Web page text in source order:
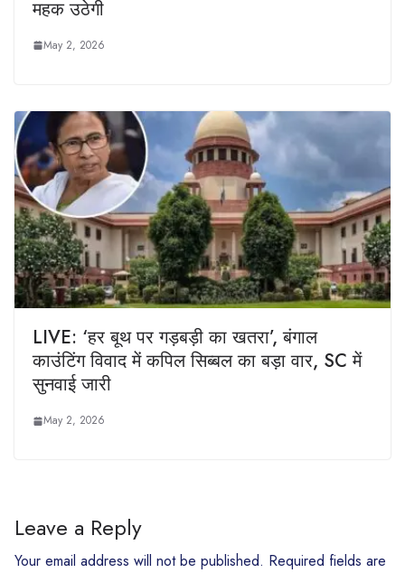
महक उठेगी
May 2, 2026
LIVE: ‘हर बूथ पर गड़बड़ी का खतरा’, बंगाल
काउंटिंग विवाद में कपिल सिब्बल का बड़ा वार, SC में
सुनवाई जारी
May 2, 2026
Leave a Reply
Your email address will not be published. Required fields are